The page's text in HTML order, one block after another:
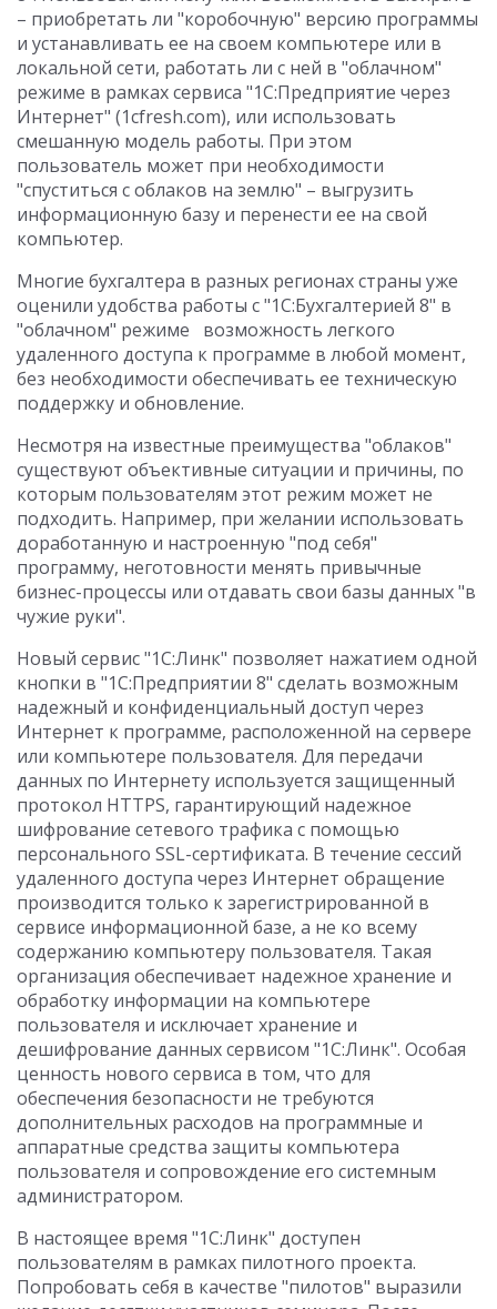
– приобретать ли "коробочную" версию программы
и устанавливать ее на своем компьютере или в
локальной сети, работать ли с ней в "облачном"
режиме в рамках сервиса "1С:Предприятие через
Интернет" (1cfresh.com), или использовать
смешанную модель работы. При этом
пользователь может при необходимости
"спуститься с облаков на землю" – выгрузить
информационную базу и перенести ее на свой
компьютер.
Многие бухгалтера в разных регионах страны уже
оценили удобства работы с "1С:Бухгалтерией 8" в
"облачном" режиме возможность легкого
удаленного доступа к программе в любой момент,
без необходимости обеспечивать ее техническую
поддержку и обновление.
Несмотря на известные преимущества "облаков"
существуют объективные ситуации и причины, по
которым пользователям этот режим может не
подходить. Например, при желании использовать
доработанную и настроенную "под себя"
программу, неготовности менять привычные
бизнес-процессы или отдавать свои базы данных "в
чужие руки".
Новый сервис "1С:Линк" позволяет нажатием одной
кнопки в "1С:Предприятии 8" сделать возможным
надежный и конфиденциальный доступ через
Интернет к программе, расположенной на сервере
или компьютере пользователя. Для передачи
данных по Интернету используется защищенный
протокол HTTPS, гарантирующий надежное
шифрование сетевого трафика с помощью
персонального SSL-сертификата. В течение сессий
удаленного доступа через Интернет обращение
производится только к зарегистрированной в
сервисе информационной базе, а не ко всему
содержанию компьютеру пользователя. Такая
организация обеспечивает надежное хранение и
обработку информации на компьютере
пользователя и исключает хранение и
дешифрование данных сервисом "1С:Линк". Особая
ценность нового сервиса в том, что для
обеспечения безопасности не требуются
дополнительных расходов на программные и
аппаратные средства защиты компьютера
пользователя и сопровождение его системным
администратором.
В настоящее время "1С:Линк" доступен
пользователям в рамках пилотного проекта.
Попробовать себя в качестве "пилотов" выразили